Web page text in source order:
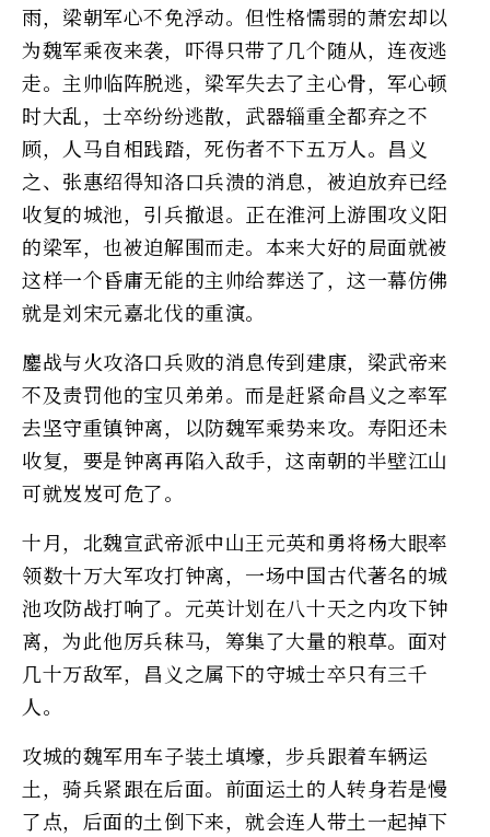
雨，梁朝军心不免浮动。但性格懦弱的萧宏却以
为魏军乘夜来袭，吓得只带了几个随从，连夜逃
走。主帅临阵脱逃，梁军失去了主心骨，军心顿
时大乱，士卒纷纷逃散，武器辎重全都弃之不
顾，人马自相践踏，死伤者不下五万人。昌义
之、张惠绍得知洛口兵溃的消息，被迫放弃已经
收复的城池，引兵撤退。正在淮河上游围攻义阳
的梁军，也被迫解围而走。本来大好的局面就被
这样一个昏庸无能的主帅给葬送了，这一幕仿佛
就是刘宋元嘉北伐的重演。
鏖战与火攻洛口兵败的消息传到建康，梁武帝来
不及责罚他的宝贝弟弟。而是赶紧命昌义之率军
去坚守重镇钟离，以防魏军乘势来攻。寿阳还未
收复，要是钟离再陷入敌手，这南朝的半壁江山
可就岌岌可危了。
十月，北魏宣武帝派中山王元英和勇将杨大眼率
领数十万大军攻打钟离，一场中国古代著名的城
池攻防战打响了。元英计划在八十天之内攻下钟
离，为此他厉兵秣马，筹集了大量的粮草。面对
几十万敌军，昌义之属下的守城士卒只有三千
人。
攻城的魏军用车子装土填壕，步兵跟着车辆运
土，骑兵紧跟在后面。前面运土的人转身若是慢
了点，后面的土倒下来，就会连人带土一起掉下